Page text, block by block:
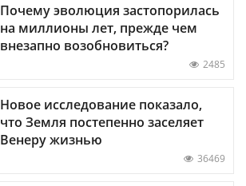
Почему эволюция застопорилась
на миллионы лет, прежде чем
внезапно возобновиться?
2485
Новое исследование показало,
что Земля постепенно заселяет
Венеру жизнью
36469